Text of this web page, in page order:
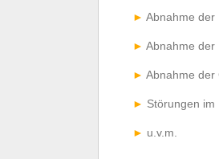
Abnahme der
Abnahme der
Abnahme der
Störungen im
u.v.m.